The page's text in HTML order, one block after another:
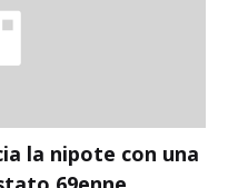
la nipote con una